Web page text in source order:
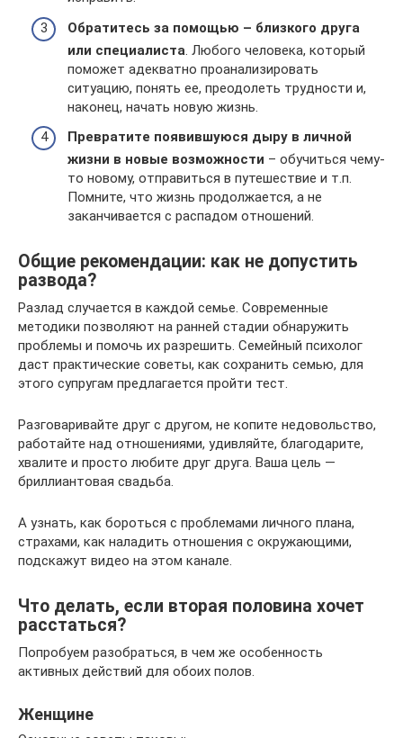
Обратитесь за помощью – близкого друга
или специалиста . Любого человека, который
поможет адекватно проанализировать
ситуацию, понять ее, преодолеть трудности и,
наконец, начать новую жизнь.
Превратите появившуюся дыру в личной
жизни в новые возможности – обучиться чему-
то новому, отправиться в путешествие и т.п.
Помните, что жизнь продолжается, а не
заканчивается с распадом отношений.
Общие рекомендации: как не допустить
развода?
Разлад случается в каждой семье. Современные
методики позволяют на ранней стадии обнаружить
проблемы и помочь их разрешить. Семейный психолог
даст практические советы, как сохранить семью, для
этого супругам предлагается пройти тест.
Разговаривайте друг с другом, не копите недовольство,
работайте над отношениями, удивляйте, благодарите,
хвалите и просто любите друг друга. Ваша цель —
бриллиантовая свадьба.
А узнать, как бороться с проблемами личного плана,
страхами, как наладить отношения с окружающими,
подскажут видео на этом канале.
Что делать, если вторая половина хочет
расстаться?
Попробуем разобраться, в чем же особенность
активных действий для обоих полов.
Женщине